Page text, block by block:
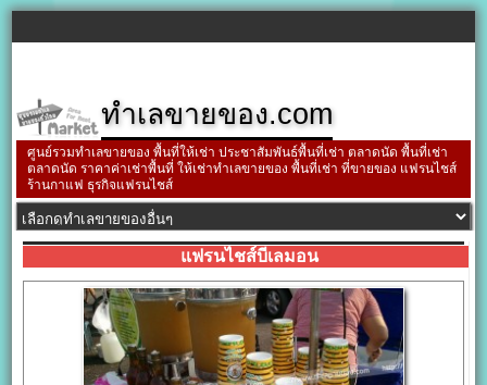
ทำเลขายของ.com
ศูนย์รวมทำเลขายของ พื้นที่ให้เช่า ประชาสัมพันธ์พื้นที่เช่า ตลาดนัด พื้นที่เช่า
ตลาดนัด ราคาค่าเช่าพื้นที่ ให้เช่าทำเลขายของ พื้นที่เช่า ที่ขายของ แฟรนไชส์
ร้านกาแฟ ธุรกิจแฟรนไชส์
แฟรนไชส์บีเลมอน